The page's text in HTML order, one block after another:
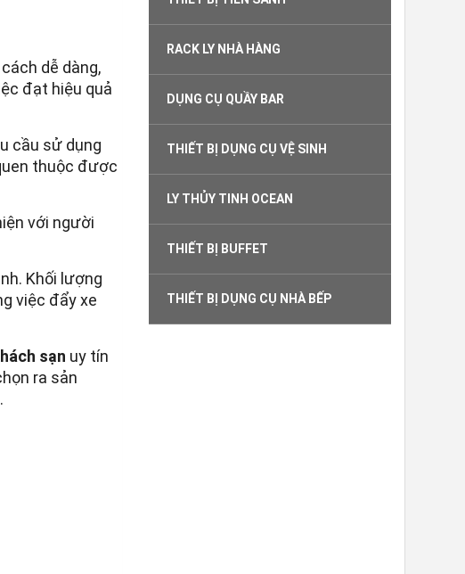
dễ dàng,
đạt hiệu quả
cầu sử dụng
thuộc được
với người
Khối lượng
việc đẩy xe
sạn uy tín
ra sản
RACK LY NHÀ HÀNG
DỤNG CỤ QUẦY BAR
THIẾT BỊ DỤNG CỤ VỆ SINH
LY THỦY TINH OCEAN
THIẾT BỊ BUFFET
THIẾT BỊ DỤNG CỤ NHÀ BẾP